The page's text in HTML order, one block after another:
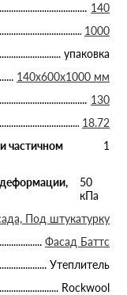
140
1000
упаковка
140х600х1000 мм
130
18.72
частичном
1
деформации,
50
кПа
Под штукатурку
Фасад Баттс
Утеплитель
Rockwool